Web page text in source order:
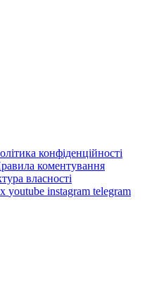
конфіденційності
коментування
власності
x youtube instagram telegram